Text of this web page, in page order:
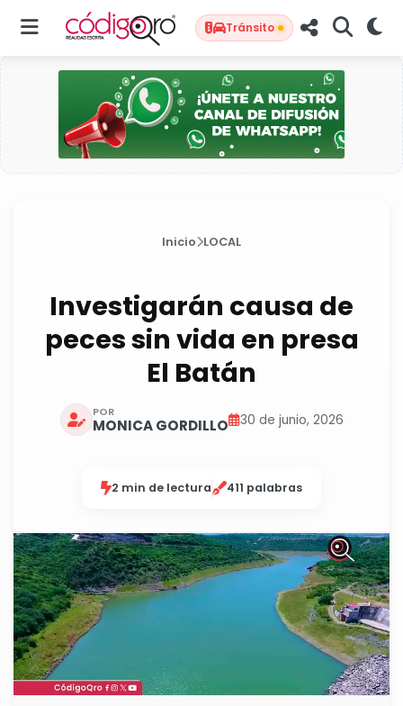
Tránsito
Inicio LOCAL
Investigarán causa de
peces sin vida en presa
El Batán
POR
MONICA GORDILLO 30 de junio, 2026
2 min de lectura 411 palabras